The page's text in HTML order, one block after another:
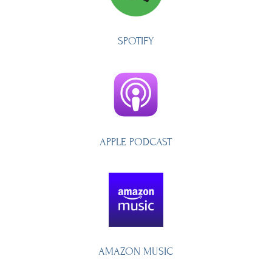
SPOTIFY
APPLE PODCAST
AMAZON MUSIC